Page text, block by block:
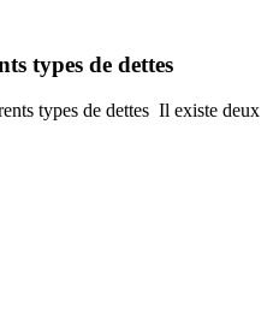
types de dettes
types de dettes Il existe deux